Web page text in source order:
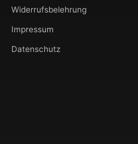
Widerrufsbelehrung
Impressum
Datenschutz